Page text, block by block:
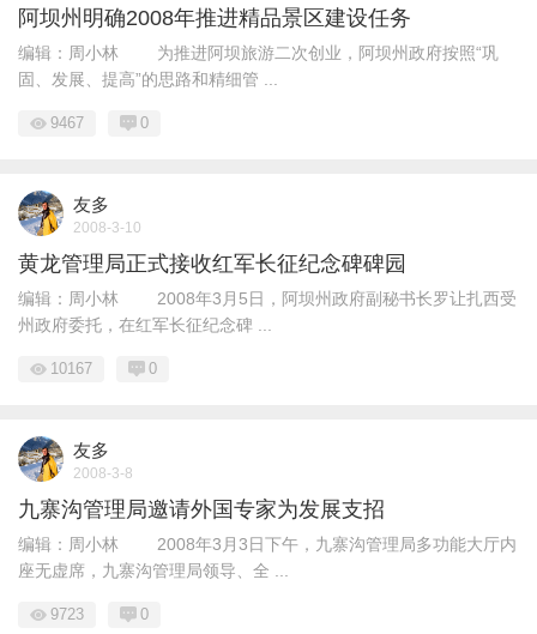
阿坝州明确2008年推进精品景区建设任务
编辑：周小林 为推进阿坝旅游二次创业，阿坝州政府按照“巩
固、发展、提高”的思路和精细管 ...
9467 0
友多
2008-3-10
黄龙管理局正式接收红军长征纪念碑碑园
编辑：周小林 2008年3月5日，阿坝州政府副秘书长罗让扎西受
州政府委托，在红军长征纪念碑 ...
10167 0
友多
2008-3-8
九寨沟管理局邀请外国专家为发展支招
编辑：周小林 2008年3月3日下午，九寨沟管理局多功能大厅内
座无虚席，九寨沟管理局领导、全 ...
9723 0